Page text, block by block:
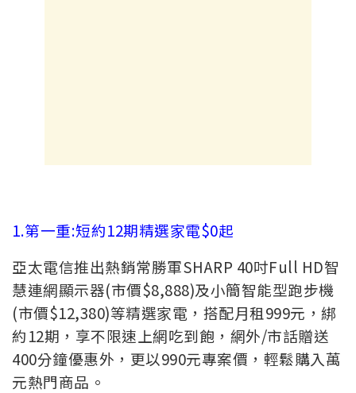
1.第一重:短約12期精選家電$0起
亞太電信推出熱銷常勝軍SHARP 40吋Full HD智
慧連網顯示器(市價$8,888)及小簡智能型跑步機
(市價$12,380)等精選家電，搭配月租999元，綁
約12期，享不限速上網吃到飽，網外/市話贈送
400分鐘優惠外，更以990元專案價，輕鬆購入萬
元熱門商品。